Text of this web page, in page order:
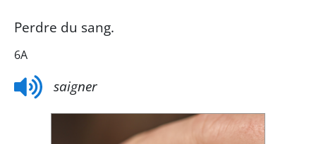
Perdre du sang.
6A
saigner